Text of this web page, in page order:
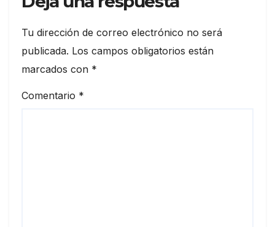
Tu dirección de correo electrónico no será
publicada. Los campos obligatorios están
marcados con *
Comentario *